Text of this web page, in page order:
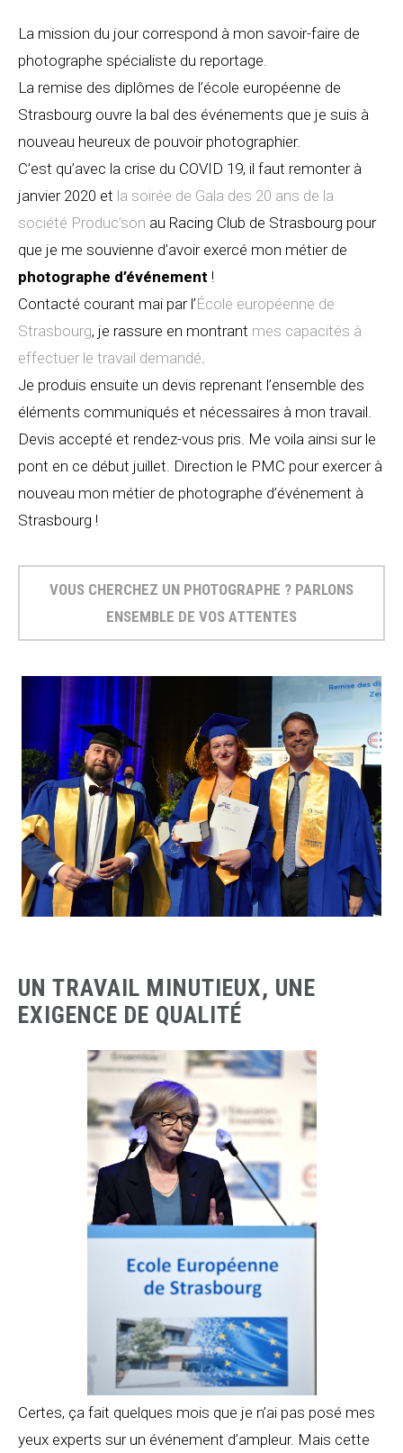
La mission du jour correspond à mon savoir-faire de
photographe spécialiste du reportage.
La remise des diplômes de l’école européenne de
Strasbourg ouvre la bal des événements que je suis à
nouveau heureux de pouvoir photographier.
C’est qu’avec la crise du COVID 19, il faut remonter à
janvier 2020 et la soirée de Gala des 20 ans de la
société Produc’son au Racing Club de Strasbourg pour
que je me souvienne d’avoir exercé mon métier de
photographe d’événement !
Contacté courant mai par l’École européenne de
Strasbourg, je rassure en montrant mes capacités à
effectuer le travail demandé.
Je produis ensuite un devis reprenant l’ensemble des
éléments communiqués et nécessaires à mon travail.
Devis accepté et rendez-vous pris. Me voila ainsi sur le
pont en ce début juillet. Direction le PMC pour exercer à
nouveau mon métier de photographe d’événement à
Strasbourg !
VOUS CHERCHEZ UN PHOTOGRAPHE ? PARLONS
ENSEMBLE DE VOS ATTENTES
UN TRAVAIL MINUTIEUX, UNE
EXIGENCE DE QUALITÉ
Certes, ça fait quelques mois que je n’ai pas posé mes
yeux experts sur un événement d’ampleur. Mais cette